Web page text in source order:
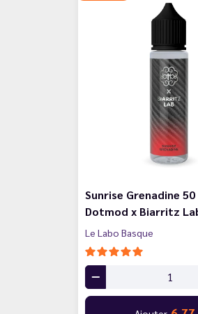
Sunrise Grenadine
Dotmod x Biarritz
Le Labo Basque